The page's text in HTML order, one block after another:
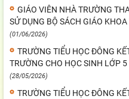
GIÁO VIÊN NHÀ TRƯỜNG
SỬ DỤNG BỘ SÁCH GIÁO
(01/06/2026)
TRƯỜNG TIỂU HỌC ĐÔNG
TRƯỜNG CHO HỌC SINH LỚP
(28/05/2026)
TRƯỜNG TIỂU HỌC ĐÔNG